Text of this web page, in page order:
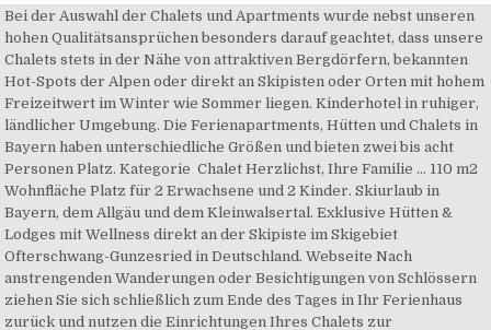
Bei der Auswahl der Chalets und Apartments wurde nebst unseren hohen Qualitätsansprüchen besonders darauf geachtet, dass unsere Chalets stets in der Nähe von attraktiven Bergdörfern, bekannten Hot-Spots der Alpen oder direkt an Skipisten oder Orten mit hohem Freizeitwert im Winter wie Sommer liegen. Kinderhotel in ruhiger, ländlicher Umgebung. Die Ferienapartments, Hütten und Chalets in Bayern haben unterschiedliche Größen und bieten zwei bis acht Personen Platz. Kategorie Chalet Herzlichst, Ihre Familie … 110 m2 Wohnfläche Platz für 2 Erwachsene und 2 Kinder. Skiurlaub in Bayern, dem Allgäu und dem Kleinwalsertal. Exklusive Hütten & Lodges mit Wellness direkt an der Skipiste im Skigebiet Ofterschwang-Gunzesried in Deutschland. Webseite Nach anstrengenden Wanderungen oder Besichtigungen von Schlössern ziehen Sie sich schließlich zum Ende des Tages in Ihr Ferienhaus zurück und nutzen die Einrichtungen Ihres Chalets zur Entspannung. Luxusurlaub definiert sich heute nicht nur über die Korpertur des Reisedomizils. Unvergesslicher Urlaub buchen Feruenhütte für 2 Bayern Berghütte für 2 Personen Wellness Urlaub in Luxuriösen Chalets für Zwei im Bayerischen Wald. Ferienhütten – Berghütten – Luxus Chalets, Familienfreundliche Berghütten bieten einen Abenteuerurlaub in der Natur. Romantikurlaub und Ferien mit der Familie in Luxus-Chalets, Almhütten und Ski-Lodges. Chalet am Quittenbaum Sie suchen eine Unterkunft mit viel Platz, hochwertiger Ausstattung und einer besonderen Atmosphäre im schönen Chiemgau? Mehr Info Ein Traumhafter Urlaub zu zweit, mit der Familie oder Freunden. Skiurlaub in Ski-Chalets und in Premium Skihütten direkt an der Skipiste in Deutschland. Das Pool Alhmüttenchalet bietet zudem noch einen beheizten Infinity-Pool mit 10 Meter Länge und 4 Meter Breite. Mit unseren luxuriös ausgestatteten Alm-Hütten haben Sie soeben das perfekte Urlaubsparadies im Bayerischen Wald gefunden. Wenn Sie den Wunsch verspüren, wieder einmal mit ihrem Partner und ihren Kindern zu verreisen, bieten ihnen die Chalets, speziell für Familien, in ganz Österreich, Deutschland, Südtirol und der Schweiz ein … Mehr Info. © 2020 Chalets Bayern | Hüttenurlaub & Urlaub im Chalet Eine Marketinggruppe der IQ MEDIEN GMBH. Chalet Soft-Facts wie Wohnlichkeit, Raumklima und Behaglichkeit sind der positive Garant für einen erholsamen Urlaub. Das südlichste Bundesland Deutschlands strotzt vor Urlaubsmöglichkeiten. Spaß und Spannung für die gesamte Familie im Skiurlaub bzw. Günstiger Hüttenurlaub mit Kindern in Bayern – familienfreundliche Hütten und Chalets. Chalets in Deutschland für Ihren Skiurlaub und Familienurlaub in exklusiven Selected Chalets. Königchalets Bodenmais94249 Bodenmais • Deutschland Unsere beiden Luxus-Chalets, eingebettet in die bezaubernde Kulisse des Bayerischen Waldes, begeistern. Landurlaub im FORSTGUT – einem romantischen Feriendorf im Naturpark Bayerischen Wald nicht unweit vom Arber oder Geisskopf, nahe dem Nationalpark Bayerischer Wald. Freizeitangebote für Familien mit Kindern: Baumwipfelpfad mit Tierfreigelände in Neuschönau, Churpfalzpark in Loifling bei Cham, kindgerechtes Erlebnis Museum Flederwisch in Furth im Wald, Schaukelweg in Breitenberg, Erlebnisbad Waldkirchen Fledermaus Lehrpfad in Rinchnach, Waldspielgelände mit Spielstationen und Natur Erlebnis Pfad bei Spiegelau, Zauberwald Waldkirchen, Kobold Welten in Schönberg, Unterkünfte im Bayerwald: familienfreundliche Ferienwohnungen und Ferienhäuser – urige abgelegene Hütten – Kinder Bauernhöfe, Ferienhöfe für Urlaub mit Kind – Ponyhöfe und Reiterhöfe für Reiterurlaub Bayerischer Wald – Familienurlaub – Hüttenurlaub mit Hund und Haustier – Selbstversorgerhütten mit Hot Pot – Familienerholung und Familienunterkünfte – preiswerte Ferienhütten für Familien – Häuser für Gruppenfreizeiten, Beliebte Reiseziele in Bayern: Allgäu, Naturpark Altmühltal, Nationalpark Bayerischer Wald, Berchtesgadener Land, Chiemsee, Chiemgau, Chiemgauer Alpen, Eifel, Fränkische Schweiz, Garmisch Partenkirchen, Niederbayern, Oberbayern, Oberpfälzer Wald, Oberstdorf, Oberstaufen, Pfronten, Reit im Winkl, Tegernsee, Zugspitze, …, Bekannte Ferienorte im Bayerischen Wald: Altreichenau, Arnbruck, Bad Kötzting am Kaitersberg, Bayerisch Eisenstein beim Arber, Bischofsmais am Geisskopf, Bodenmais am Silberberg, Böbrach, Breitenberg, Drachselsried, Eging am See, Falkenstein, Frauenau, Furth im Wald am Voithenberg, Grainet, Hauzenberg, Kaikenried, Kirchberg im Wald, Kollnburg am Pröller, Lalling, Lam und Lohberg am Osser, Lindberg, Mauth, Neukirchen b.hl Blut am Hohen Bogen, Neunussberg, Neuschönau am Lusen, Neureichenau, Philippsreut, Rimbach, Sankt Englmar, Spiegelau am Rachel, Tittling, Viechtach, Waldkirchen, Waldmünchen am Gibacht, Wegscheid und Zwiesel am Falkenstein, …. Für 2 bis 10 Pesonen. Luxuriöser Hüttenurlaub in edlen Chalets & Lodges in Bayern - Langlaufen, Wandern und Mountainbiken in Bodenmais in Deutschland. Chalet Bayern … Von allen Räumen genießen Sie einen schönen Blick in das Tal. Das luxuriöse Chalet Rosserer Wirt in Bodenmais überzeugt mit einem Mehr an Komfort und Ausstattung und dem einzigartigem Ambiente! Schreiben Sie eine einzige E-Mail, um freie Angebote für Familien Ferienhütten zu erhalten. Naturidylle pur erwartet Sie in den Königchalets Bodenmais im Bayerischen Wald in Niederbayern. Luxusurlaub für Familien & Pärchen im Allgäu in Bayern! viele Freizeit- und Sportmöglichkeiten rundum, 4 Schlafzimmer, große Selbstversorgerküche, Terrasse + Garten. Luxusurlaub im modern eingerichteten Lifestyle-Chalet F. Das Luxuschalet mit tollem privaten Spa- & Wellnessbereich. Dass es sich hervorragend für einen Urlaub eignet, ist längst kein Geheimnis mehr: Sowohl bei den ausländischen Gästen als auch bei uns Deutschen selbst ist Bayern das beliebteste Bundesland, um einige erholsame oder aktive Tage zu verbringen. Das Chalet wurde sehr exklusiv im modernen Landhausstil eingerichtet und bietet auf ca. "Deluxe" steht für das großzügige Almhüttenchalet mit einem angeschlossenen Troadkasten. Beliebt sind Hütten und Chalets, von denen aus man direkt zum Bäcker oder zum Supermarkt im nächsten Dorf … Das weltbekannt Oktoberfest ist nur eines von wenigen traditionellen Festen die Bayern zu bieten hat. Mehr Info Wir freuen uns auf Sie. Urlaub in Bayern – Natururlaub bzw. Webseite Chalet Hütten-Urlaub in Bayern und Urlaub im Chalet im Bayerischen Wald bei erstklassigen Unterkunftsgebern. Winterurlaub in einem unserer ausgewählten Family-Chalets. Verbringen Sie Ihren Wanderurlaub, Romantikurlaub und Familienurlaub in bezaubernden Chalets und Hütten im Bayerischen Wald, dem Allgäu, im Berchtesgadener Land, in der Oberpfalz, in Schwaben oder im wunderschönen Frankenland. Webseite Exklusive Hütten & Lodges mit Wellness direkt an der Skipiste im Skigebiet Ofterschwang-Gunzesried in Deutschland. Lassen Sie sich von den vielen Profis in Bayern massiern und danach die Gedanken in den luxuriösen Ruheräumen schweben. €€€ Moderne Hütten für Familien und Gruppen - oder vielleicht ein romantischer Urlaub zu Zweit? Mehr Info Ob ein Wanderurlaub mit wunderschönen Wanderwegen, ein gemütlicher Skiurlaub mit der ganzen Familie, ein romantischer Wellnessurlaub zu Zweit, oder ein privater komfortabler Aufenthalt in einem der vielen Luxus-Chalets in Bayern - hier ist für jeden etwas dabei. Wanderurlaub, Mountainbike und Wassersport sind beliebt bei Familienurlaubern und Aktivurlaubern. Gemeinsam frühstücken und dann ab auf die Piste! Auf ein baldiges Servus ! Wir haben hier einen wunderschönen Winterurlaub verbracht. Traumhafter Hüttenurlaub in den Luxuschalets für Selbstversorger mit eigener Sauna und Whirlpool bzw. Saunahaus, Spielplatz, Brötchenservice, urgemütliche Ferienchalets malerisch inmitten von grünen Wiesen, erholsame Ferien am Bauernhof mit Reithalle, Sommer und Winterurlaub, im alpenländischen Stil eingerichtete Blockhäuser mitten im schönem Natur- und Erholungspark, angenehmes Wohlfühlambiente, Terrasse, Spielplatz, ruhig gelegenes Landhaus am Fuße vom Dreisessel. €€€ Willkommen in Bayern, in den Chalethäusern Schönbuchet – dem Ferienhaus Schwarzkopf und dem Ferienhaus Almberg. Das Besondere lieben - Neues entdecken in Ofterschwang in den Allgäuer Alpen am Fusse des Ofterschwanger Horns. Trotzdem erreichen Sie die Ortsmitte von Reit im Winkl in ca. Pferde zum Reiten, Streicheltiere, Hundetrainingsplatz, Hotel mit Ponyreiten & Streichelzoo in Bayern, Wellness & Luxushotel in Bayern Familien mit Kinder, Feriendorf in